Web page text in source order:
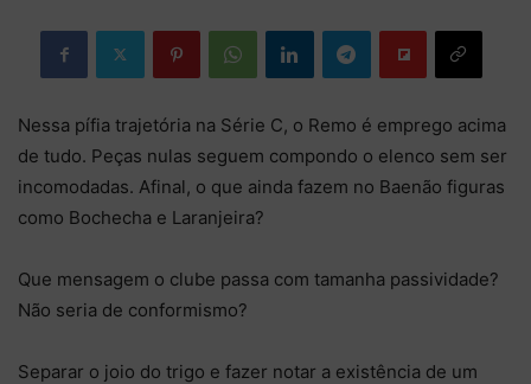
Nessa pífia trajetória na Série C, o Remo é emprego acima
de tudo. Peças nulas seguem compondo o elenco sem ser
incomodadas. Afinal, o que ainda fazem no Baenão figuras
como Bochecha e Laranjeira?
Que mensagem o clube passa com tamanha passividade?
Não seria de conformismo?
Separar o joio do trigo e fazer notar a existência de um